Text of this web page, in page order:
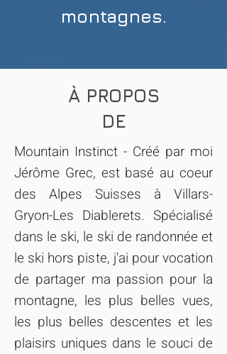
montagnes.
À PROPOS
DE
Mountain Instinct - Créé par moi
Jérôme Grec, est basé au coeur
des Alpes Suisses à Villars-
Gryon-Les Diablerets. Spécialisé
dans le ski, le ski de randonnée et
le ski hors piste, j'ai pour vocation
de partager ma passion pour la
montagne, les plus belles vues,
les plus belles descentes et les
plaisirs uniques dans le souci de